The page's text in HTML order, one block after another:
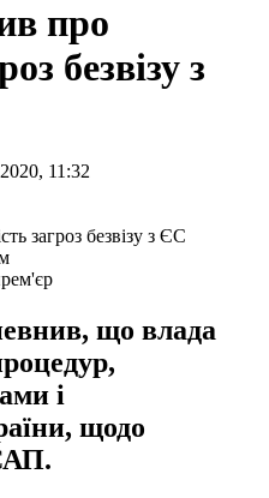
про
безвізу з
11:32
що влада
і
щодо